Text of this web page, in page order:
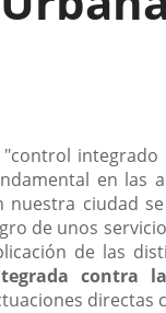
"control integrado
en las
nuestra ciudad
de unos
de las
contra
directas